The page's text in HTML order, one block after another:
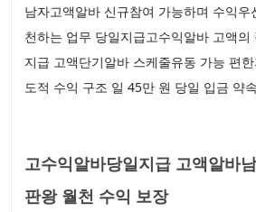
남자고액알바 신규참여 가능하며 수익우
천하는 업무 당일지급고수익알바 고액
지급 고액단기알바 스케줄유동 가능 편
도적 수익 구조 일 45만 원 당일 입금 약속
고수익알바당일지급 고액알바
판왕 월천 수익 보장